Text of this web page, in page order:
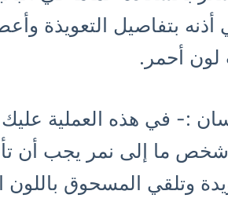
بتفاصيل التعويذة
أحمر.
:- في هذه العملية عليك
ما إلى نمر يجب أن
وتلقي المسحوق